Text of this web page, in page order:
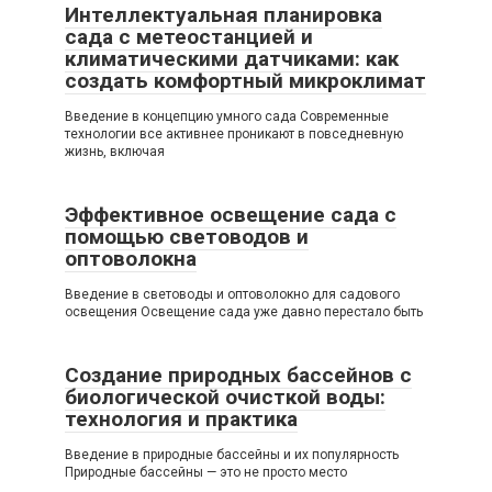
Интеллектуальная планировка
сада с метеостанцией и
климатическими датчиками: как
создать комфортный микроклимат
Введение в концепцию умного сада Современные
технологии все активнее проникают в повседневную
жизнь, включая
Эффективное освещение сада с
помощью световодов и
оптоволокна
Введение в световоды и оптоволокно для садового
освещения Освещение сада уже давно перестало быть
Создание природных бассейнов с
биологической очисткой воды:
технология и практика
Введение в природные бассейны и их популярность
Природные бассейны — это не просто место